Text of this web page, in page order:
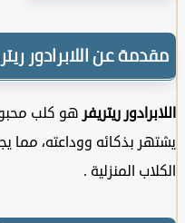
عن اللابرادور ريتريفر
ريتريفرهو كلب محبوب
بذكائه ووداعته، مما يجعله
المنزلية .